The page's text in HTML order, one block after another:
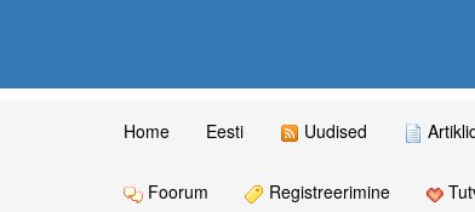
Home Eesti Uudised
Foorum Registreerimine